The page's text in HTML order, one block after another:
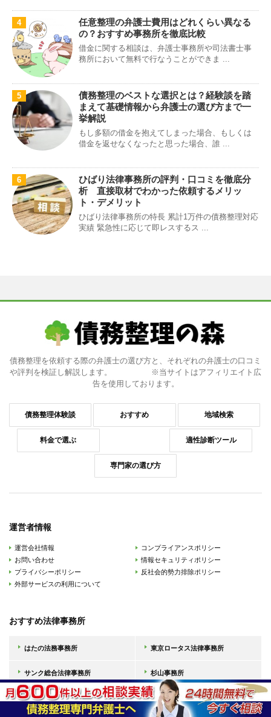
4
任意整理の弁護士費用はどれくらい異なる
の？おすすめ事務所を徹底比較
借金に関する相談は、弁護士事務所や司法書士事
務所において無料で行なうことができま ...
5
債務整理のベストな選択とは？経験談を踏
まえて基礎情報から弁護士の選び方まで一
挙解説
もし多額の借金を抱えてしまった場合、もしくは
借金を返せなくなったと思った場合、誰 ...
6
ひばり法律事務所の評判・口コミを徹底分
析 直接取材でわかった依頼するメリッ
ト・デメリット
ひばり法律事務所の特長 累計1万件の債務整理対応
実績 緊急性に応じて即レスするス ...
債務整理を依頼する際の弁護士の選び方と、それぞれの弁護士の口コミ
や評判を検証し解説します。 ※当サイトはアフィリエイト広
告を使用しております。
債務整理体験談 おすすめ 地域検索
料金で選ぶ 適性診断ツール
専門家の選び方
運営者情報
運営会社情報
お問い合わせ
プライバシーポリシー
外部サービスの利用について
コンプライアンスポリシー
情報セキュリティポリシー
反社会的勢力排除ポリシー
おすすめ法律事務所
はたの法務事務所 東京ロータス法律事務所
サンク総合法律事務所 杉山事務所
ひばり法律事務所 アヴァンス法務事務所